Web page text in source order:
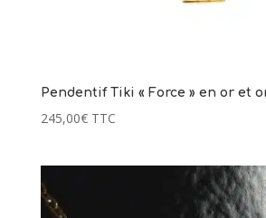
Pendentif Tiki « Force » en or et
245,00€ TTC